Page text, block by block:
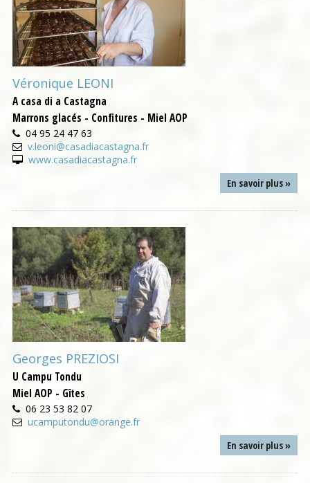
Véronique LEONI
A casa di a Castagna
Marrons glacés - Confitures - Miel AOP
04 95 24 47 63
v.leoni@casadiacastagna.fr
www.casadiacastagna.fr
En savoir plus »
Georges PREZIOSI
U Campu Tondu
Miel AOP - Gîtes
06 23 53 82 07
ucamputondu@orange.fr
En savoir plus »